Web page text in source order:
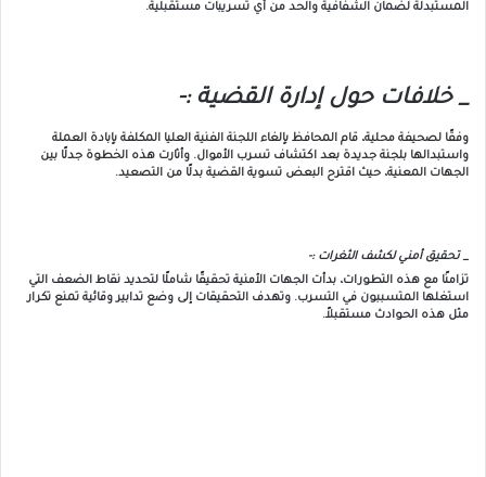
المستبدلة لضمان الشفافية والحد من أي تسريبات مستقبلية.
_ خلافات حول إدارة القضية :-
وفقًا لصحيفة محلية، قام المحافظ بإلغاء اللجنة الفنية العليا المكلفة بإبادة العملة
واستبدالها بلجنة جديدة بعد اكتشاف تسرب الأموال. وأثارت هذه الخطوة جدلًا بين
الجهات المعنية، حيث اقترح البعض تسوية القضية بدلًا من التصعيد.
_ تحقيق أمني لكشف الثغرات :-
تزامنًا مع هذه التطورات، بدأت الجهات الأمنية تحقيقًا شاملًا لتحديد نقاط الضعف التي
استغلها المتسببون في التسرب. وتهدف التحقيقات إلى وضع تدابير وقائية تمنع تكرار
مثل هذه الحوادث مستقبلاً.